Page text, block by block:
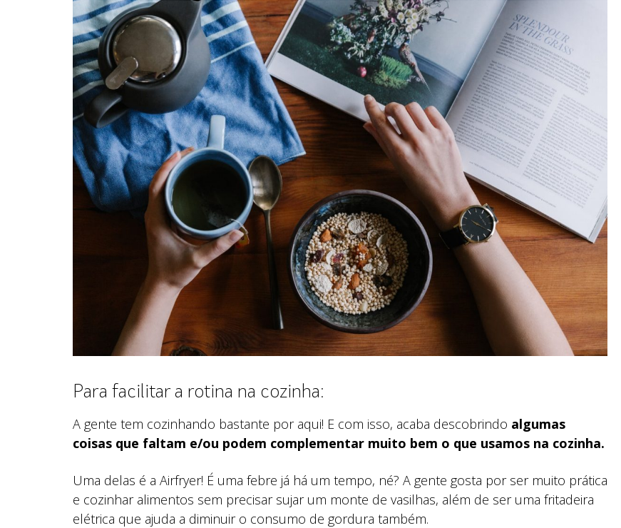
Para facilitar a rotina na cozinha:
A gente tem cozinhando bastante por aqui! E com isso, acaba descobrindo algumas
coisas que faltam e/ou podem complementar muito bem o que usamos na cozinha.
Uma delas é a Airfryer! É uma febre já há um tempo, né? A gente gosta por ser muito prática
e cozinhar alimentos sem precisar sujar um monte de vasilhas, além de ser uma fritadeira
elétrica que ajuda a diminuir o consumo de gordura também.